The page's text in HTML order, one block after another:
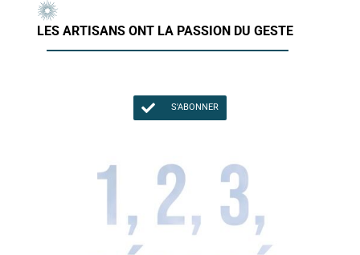
LES ARTISANS ONT LA PASSION DU GESTE
S'ABONNER